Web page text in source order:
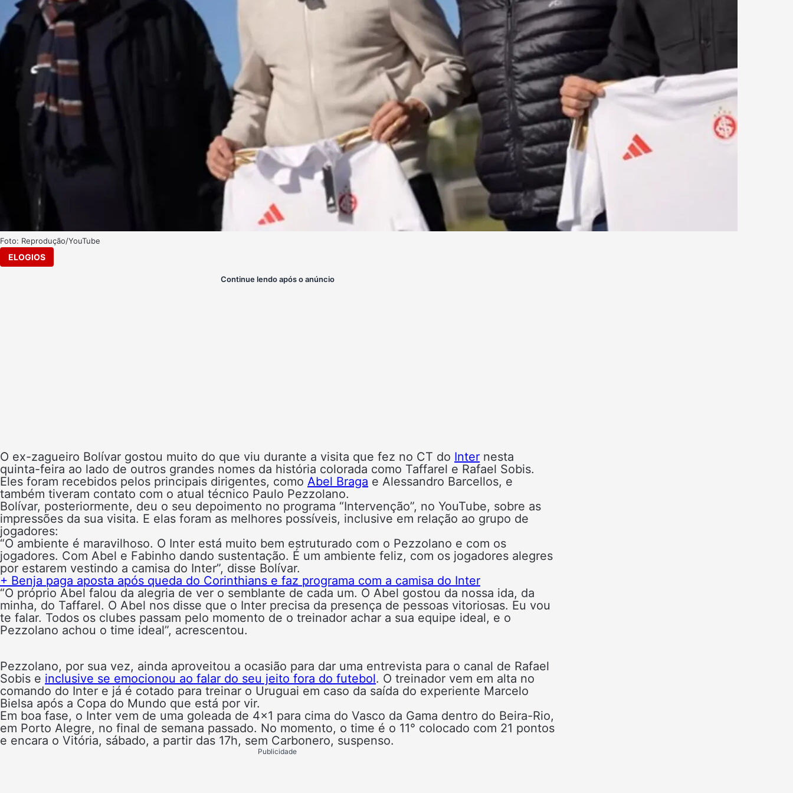
Foto: Reprodução/YouTube
ELOGIOS
Continue lendo após o anúncio
O ex-zagueiro Bolívar gostou muito do que viu durante a visita que fez no CT do Inter nesta
quinta-feira ao lado de outros grandes nomes da história colorada como Taffarel e Rafael Sobis.
Eles foram recebidos pelos principais dirigentes, como Abel Braga e Alessandro Barcellos, e
também tiveram contato com o atual técnico Paulo Pezzolano.
Bolívar, posteriormente, deu o seu depoimento no programa “Intervenção”, no YouTube, sobre as
impressões da sua visita. E elas foram as melhores possíveis, inclusive em relação ao grupo de
jogadores:
“O ambiente é maravilhoso. O Inter está muito bem estruturado com o Pezzolano e com os
jogadores. Com Abel e Fabinho dando sustentação. É um ambiente feliz, com os jogadores alegres
por estarem vestindo a camisa do Inter”, disse Bolívar.
+ Benja paga aposta após queda do Corinthians e faz programa com a camisa do Inter
“O próprio Abel falou da alegria de ver o semblante de cada um. O Abel gostou da nossa ida, da
minha, do Taffarel. O Abel nos disse que o Inter precisa da presença de pessoas vitoriosas. Eu vou
te falar. Todos os clubes passam pelo momento de o treinador achar a sua equipe ideal, e o
Pezzolano achou o time ideal”, acrescentou.
Pezzolano, por sua vez, ainda aproveitou a ocasião para dar uma entrevista para o canal de Rafael
Sobis e inclusive se emocionou ao falar do seu jeito fora do futebol. O treinador vem em alta no
comando do Inter e já é cotado para treinar o Uruguai em caso da saída do experiente Marcelo
Bielsa após a Copa do Mundo que está por vir.
Em boa fase, o Inter vem de uma goleada de 4×1 para cima do Vasco da Gama dentro do Beira-Rio,
em Porto Alegre, no final de semana passado. No momento, o time é o 11° colocado com 21 pontos
e encara o Vitória, sábado, a partir das 17h, sem Carbonero, suspenso.
Publicidade